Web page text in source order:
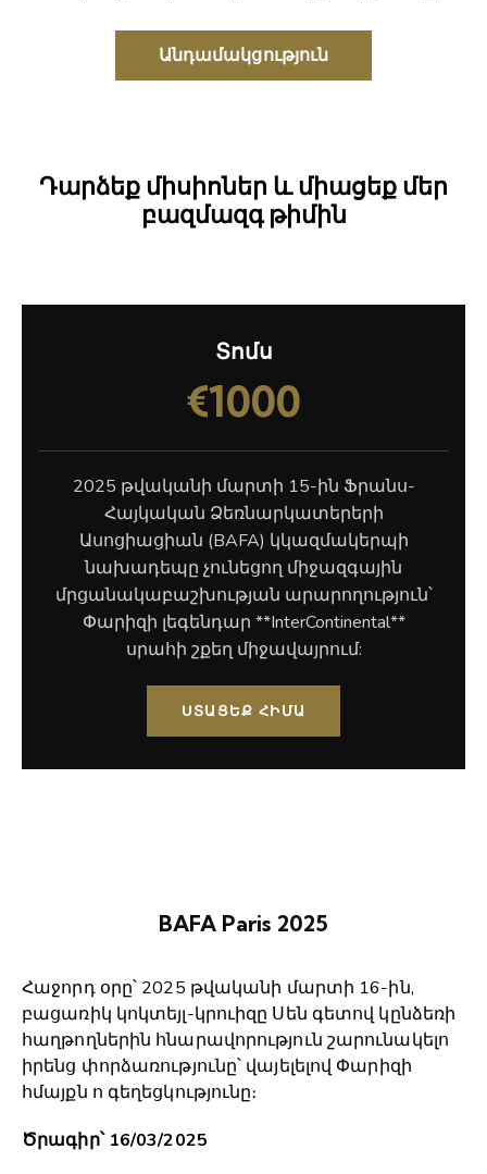
Անդամակցություն
Դարձեք միսիոներ և միացեք մեր
բազմազգ թիմին
Տոմս
€1000
2025 թվականի մարտի 15-ին Ֆրանս-
Հայկական Ձեռնարկատերերի
Ասոցիացիան (BAFA) կկազմակերպի
նախադեպը չունեցող միջազգային
մրցանակաբաշխության արարողություն՝
Փարիզի լեգենդար **InterContinental**
սրահի շքեղ միջավայրում:
ՍՏԱՑԵՔ ՀԻՄԱ
BAFA Paris 2025
Հաջորդ օրը՝ 2025 թվականի մարտի 16-ին,
բացառիկ կոկտեյլ-կրուիզը Սեն գետով կընձեռի
հաղթողներին հնարավորություն շարունակելո
իրենց փորձառությունը՝ վայելելով Փարիզի
հմայքն ո գեղեցկությունը։
Ծրագիր՝ 16/03/2025